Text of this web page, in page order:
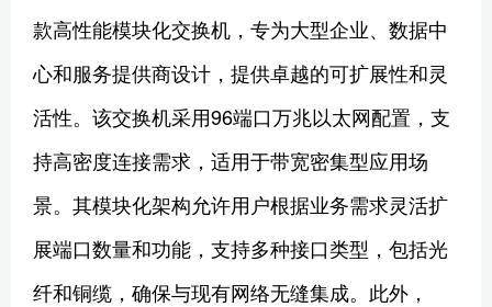
款高性能模块化交换机，专为大型企业、数据中
心和服务提供商设计，提供卓越的可扩展性和灵
活性。该交换机采用96端口万兆以太网配置，支
持高密度连接需求，适用于带宽密集型应用场
景。其模块化架构允许用户根据业务需求灵活扩
展端口数量和功能，支持多种接口类型，包括光
纤和铜缆，确保与现有网络无缝集成。此外，